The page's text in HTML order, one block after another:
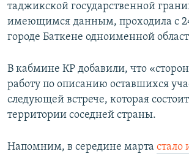
таджикской государственной
имеющимся данным, проходила с
городе Баткене одноименной
В кабмине КР добавили, что
работу по описанию оставшихся
следующей встрече, которая
территории соседней страны.
Напомним, в середине марта стало